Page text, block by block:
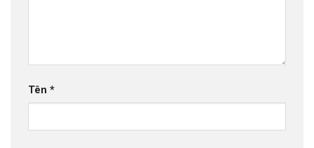
Tên *